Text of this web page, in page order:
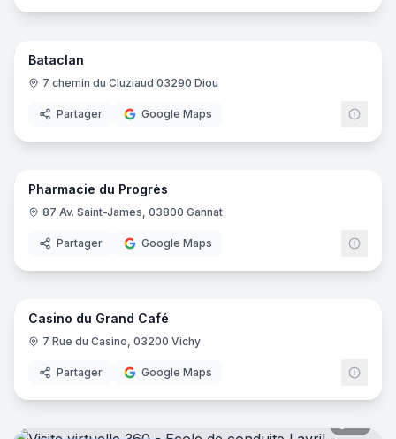
Discothèque
22
Bataclan
7 chemin du Cluziaud 03290 Diou
Partager Google Maps
Pharmacie
15
Pharmacie du Progrès
87 Av. Saint-James, 03800 Gannat
Partager Google Maps
Casino
36
Casino du Grand Café
7 Rue du Casino, 03200 Vichy
Partager Google Maps